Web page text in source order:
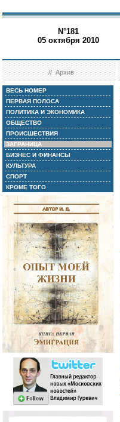
N°181
05 октября 2010
//Архив
ВЕСЬ НОМЕР
ПЕРВАЯ ПОЛОСА
ПОЛИТИКА И ЭКОНОМИКА
ОБЩЕСТВО
ПРОИСШЕСТВИЯ
ЗАГРАНИЦА
БИЗНЕС И ФИНАНСЫ
КУЛЬТУРА
СПОРТ
КРОМЕ ТОГО